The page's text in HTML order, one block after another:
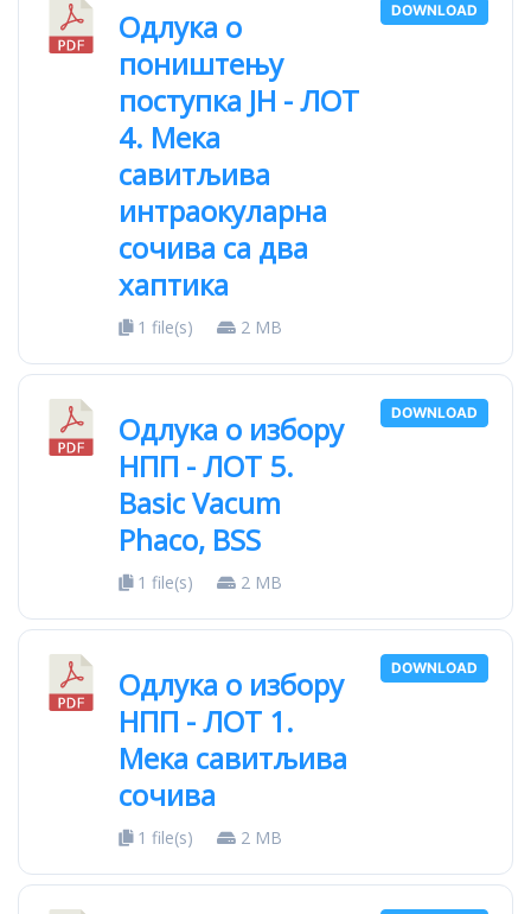
Одлука о
поништењу
поступка ЈН - ЛОТ
4. Мека
савитљива
интраокуларна
сочива са два
хаптика
1 file(s) 2 MB
DOWNLOAD
Одлука о избору
НПП - ЛОТ 5.
Basic Vacum
Phaco, BSS
1 file(s) 2 MB
DOWNLOAD
Одлука о избору
НПП - ЛОТ 1.
Мека савитљива
сочива
1 file(s) 2 MB
DOWNLOAD